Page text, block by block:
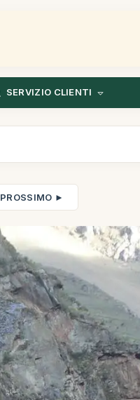
SERVIZIO CLIENTI
PROSSIMO ►